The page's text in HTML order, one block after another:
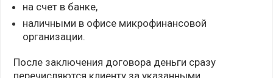
на счет в банке,
наличными в офисе микрофинансовой
организации.
После заключения договора деньги сразу